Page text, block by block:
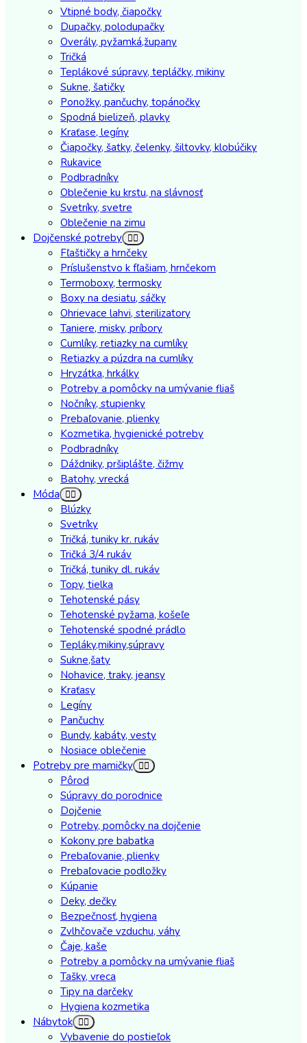
Vtipné body, čiapočky
Dupačky, polodupačky
Overály, pyžamká,župany
Tričká
Teplákové súpravy, tepláčky, mikiny
Sukne, šatičky
Ponožky, pančuchy, topánočky
Spodná bielizeň, plavky
Kraťase, legíny
Čiapočky, šatky, čelenky, šiltovky, klobúčiky
Rukavice
Podbradníky
Oblečenie ku krstu, na slávnosť
Svetríky, svetre
Oblečenie na zimu
Dojčenské potreby
Fľaštičky a hrnčeky
Príslušenstvo k fľašiam, hrnčekom
Termoboxy, termosky
Boxy na desiatu, sáčky
Ohrievace lahvi, sterilizatory
Taniere, misky, príbory
Cumlíky, retiazky na cumlíky
Retiazky a púzdra na cumlíky
Hryzátka, hrkálky
Potreby a pomôcky na umývanie fliaš
Nočníky, stupienky
Prebaľovanie, plienky
Kozmetika, hygienické potreby
Podbradníky
Dáždniky, pršiplášte, čižmy
Batohy, vrecká
Móda
Blúzky
Svetríky
Tričká, tuniky kr. rukáv
Tričká 3/4 rukáv
Tričká, tuniky dl. rukáv
Topy, tielka
Tehotenské pásy
Tehotenské pyžama, košeľe
Tehotenské spodné prádlo
Tepláky,mikiny,súpravy
Sukne,šaty
Nohavice, traky, jeansy
Kraťasy
Legíny
Pančuchy
Bundy, kabáty, vesty
Nosiace oblečenie
Potreby pre mamičky
Pôrod
Súpravy do porodnice
Dojčenie
Potreby, pomôcky na dojčenie
Kokony pre babatka
Prebaľovanie, plienky
Prebaľovacie podložky
Kúpanie
Deky, dečky
Bezpečnosť, hygiena
Zvlhčovače vzduchu, váhy
Čaje, kaše
Potreby a pomôcky na umývanie fliaš
Tašky, vreca
Tipy na darčeky
Hygiena kozmetika
Nábytok
Vybavenie do postieľok